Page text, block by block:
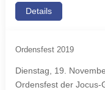
Details
Ordensfest 2019
Dienstag, 19.
Ordensfest der Jocus-